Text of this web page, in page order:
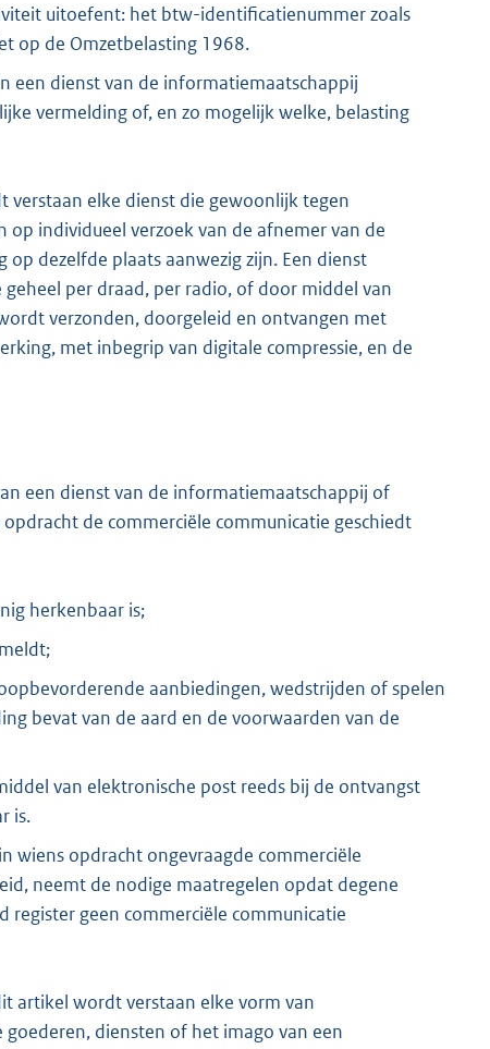
uitoefent: het btw-identificatienummer zoals
op de Omzetbelasting 1968.
een dienst van de informatiemaatschappij
vermelding of, en zo mogelijk welke, belasting
elke dienst die gewoonlijk tegen
individueel verzoek van de afnemer van de
dezelfde plaats aanwezig zijn. Een dienst
per draad, per radio, of door middel van
verzonden, doorgeleid en ontvangen met
met inbegrip van digitale compressie, en de
een dienst van de informatiemaatschappij of
de commerciële communicatie geschiedt
herkenbaar is;
aanbiedingen, wedstrijden of spelen
bevat van de aard en de voorwaarden van de
van elektronische post reeds bij de ontvangst
is.
wiens opdracht ongevraagde commerciële
neemt de nodige maatregelen opdat degene
register geen commerciële communicatie
artikel wordt verstaan elke vorm van
diensten of het imago van een